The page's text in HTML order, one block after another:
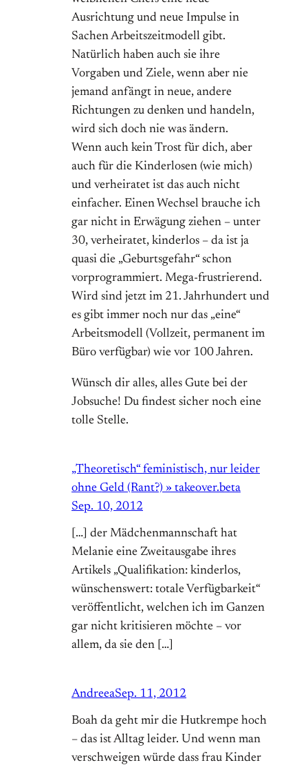
Ausrichtung und neue Impulse in
Sachen Arbeitszeitmodell gibt.
Natürlich haben auch sie ihre
Vorgaben und Ziele, wenn aber nie
jemand anfängt in neue, andere
Richtungen zu denken und handeln,
wird sich doch nie was ändern.
Wenn auch kein Trost für dich, aber
auch für die Kinderlosen (wie mich)
und verheiratet ist das auch nicht
einfacher. Einen Wechsel brauche ich
gar nicht in Erwägung ziehen – unter
30, verheiratet, kinderlos – da ist ja
quasi die „Geburtsgefahr“ schon
vorprogrammiert. Mega-frustrierend.
Wird sind jetzt im 21. Jahrhundert und
es gibt immer noch nur das „eine“
Arbeitsmodell (Vollzeit, permanent im
Büro verfügbar) wie vor 100 Jahren.
Wünsch dir alles, alles Gute bei der
Jobsuche! Du findest sicher noch eine
tolle Stelle.
„Theoretisch“ feministisch, nur leider
ohne Geld (Rant?) » takeover.beta
Sep. 10, 2012
[…] der Mädchenmannschaft hat
Melanie eine Zweitausgabe ihres
Artikels „Qualifikation: kinderlos,
wünschenswert: totale Verfügbarkeit“
veröffentlicht, welchen ich im Ganzen
gar nicht kritisieren möchte – vor
allem, da sie den […]
AndreeaSep. 11, 2012
Boah da geht mir die Hutkrempe hoch
– das ist Alltag leider. Und wenn man
verschweigen würde dass frau Kinder